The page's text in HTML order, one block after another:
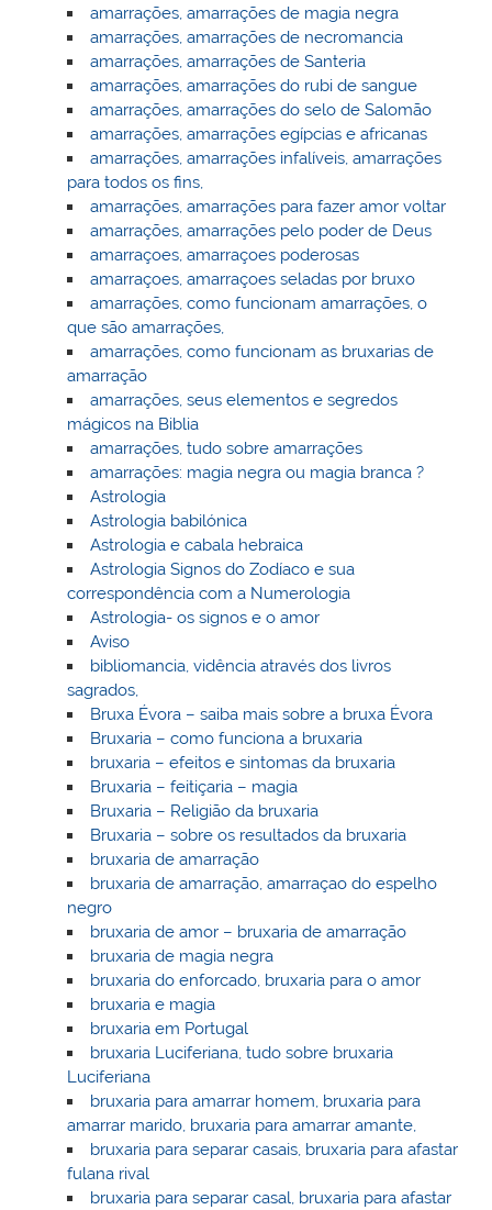
amarrações, amarrações de magia negra
amarrações, amarrações de necromancia
amarrações, amarrações de Santeria
amarrações, amarrações do rubi de sangue
amarrações, amarrações do selo de Salomão
amarrações, amarrações egípcias e africanas
amarrações, amarrações infalíveis, amarrações
para todos os fins,
amarrações, amarrações para fazer amor voltar
amarrações, amarrações pelo poder de Deus
amarraçoes, amarraçoes poderosas
amarraçoes, amarraçoes seladas por bruxo
amarrações, como funcionam amarrações, o
que são amarrações,
amarrações, como funcionam as bruxarias de
amarração
amarrações, seus elementos e segredos
mágicos na Biblia
amarrações, tudo sobre amarrações
amarrações: magia negra ou magia branca ?
Astrologia
Astrologia babilónica
Astrologia e cabala hebraica
Astrologia Signos do Zodíaco e sua
correspondência com a Numerologia
Astrologia- os signos e o amor
Aviso
bibliomancia, vidência através dos livros
sagrados,
Bruxa Évora – saiba mais sobre a bruxa Évora
Bruxaria – como funciona a bruxaria
bruxaria – efeitos e sintomas da bruxaria
Bruxaria – feitiçaria – magia
Bruxaria – Religião da bruxaria
Bruxaria – sobre os resultados da bruxaria
bruxaria de amarração
bruxaria de amarração, amarraçao do espelho
negro
bruxaria de amor – bruxaria de amarração
bruxaria de magia negra
bruxaria do enforcado, bruxaria para o amor
bruxaria e magia
bruxaria em Portugal
bruxaria Luciferiana, tudo sobre bruxaria
Luciferiana
bruxaria para amarrar homem, bruxaria para
amarrar marido, bruxaria para amarrar amante,
bruxaria para separar casais, bruxaria para afastar
fulana rival
bruxaria para separar casal, bruxaria para afastar